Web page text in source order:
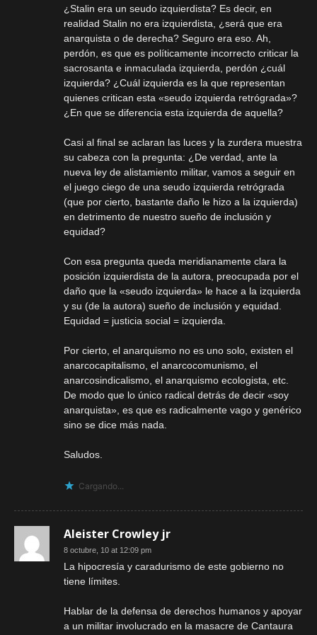
¿Stalin era un seudo izquierdista? Es decir, en
realidad Stalin no era izquierdista, ¿será que era
anarquista o de derecha? Seguro era eso. Ah,
perdón, es que es políticamente incorrecto criticar la
sacrosanta e inmaculada izquierda, perdón ¿cuál
izquierda? ¿Cuál izquierda es la que representan
quienes critican esta «seudo izquierda retrógrada»?
¿En que se diferencia esta izquierda de aquella?
Casi al final se aclaran las luces y la zurdera muestra
su cabeza con la pregunta: ¿De verdad, ante la
nueva ley de alistamiento militar, vamos a seguir en
el juego ciego de una seudo izquierda retrógrada
(que por cierto, bastante daño le hizo a la izquierda)
en detrimento de nuestro sueño de inclusión y
equidad?
Con esa pregunta queda meridianamente clara la
posición izquierdista de la autora, preocupada por el
daño que la «seudo izquierda» le hace a la izquierda
y su (de la autora) sueño de inclusión y equidad.
Equidad = justicia social = izquierda.
Por cierto, el anarquismo no es uno solo, existen el
anarcocapitalismo, el anarcocomunismo, el
anarcosindicalismo, el anarquismo ecologista, etc.
De modo que lo único radical detrás de decir «soy
anarquista», es que es radicalmente vago y genérico
sino se dice más nada.
Saludos.
Cargando...
Aleister Crowley jr
8 octubre, 10 at 12:09 pm
La hipocresía y caradurismo de este gobierno no
tiene límites.
Hablar de la defensa de derechos humanos y apoyar
a un militar involucrado en la masacre de Cantaura